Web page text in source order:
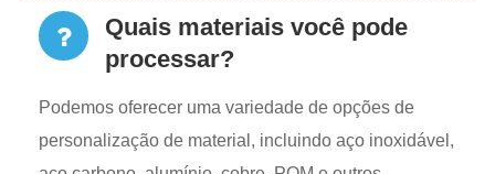
Quais materiais você pode
processar?
Podemos oferecer uma variedade de opções de
personalização de material, incluindo aço inoxidável,